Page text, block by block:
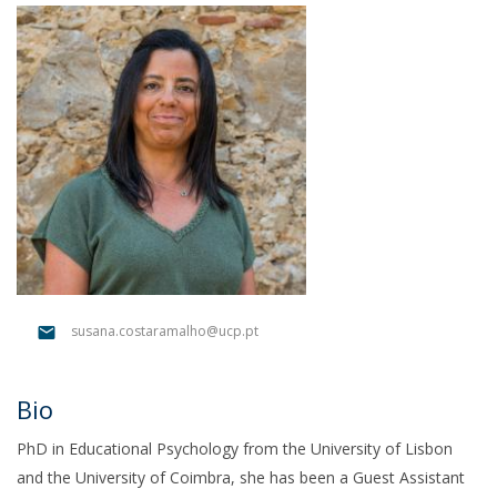
susana.costaramalho@ucp.pt
Bio
PhD in Educational Psychology from the University of Lisbon
and the University of Coimbra, she has been a Guest Assistant